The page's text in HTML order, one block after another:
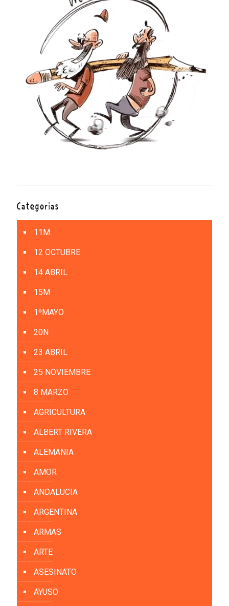
Categorías
11M
12 OCTUBRE
14 ABRIL
15M
1ºMAYO
20N
23 ABRIL
25 NOVIEMBRE
8 MARZO
AGRICULTURA
ALBERT RIVERA
ALEMANIA
AMOR
ANDALUCIA
ARGENTINA
ARMAS
ARTE
ASESINATO
AYUSO